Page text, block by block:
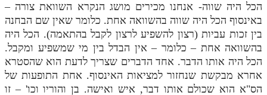
אודות האתר
אודות האתר
בעל הסולם
אתר הבית
הכל היה שווה- אנחנו מכירים מושג הנקרא השוואת צורה –
באינסוף הכל היה שווה בהשוואה אחת. כלומר שאין שם הבחנה
בין זכות עביות (רצון להשפיע לרצון לקבל בהתאמה). הכל היה
בהשוואה אחת – כלומר – אין הבדל בין מי שמשפיע ומקבל.
הכל היה אותו הדבר. אחד הדברים שצריך לדעת הוא שהסטרא
אחרא מבקשת שנחזור למציאות האינסוף. אחת התופעות של
הס"א הוא שכולם אותו דבר, איש ואישה. בן והוריו וכו' – זו